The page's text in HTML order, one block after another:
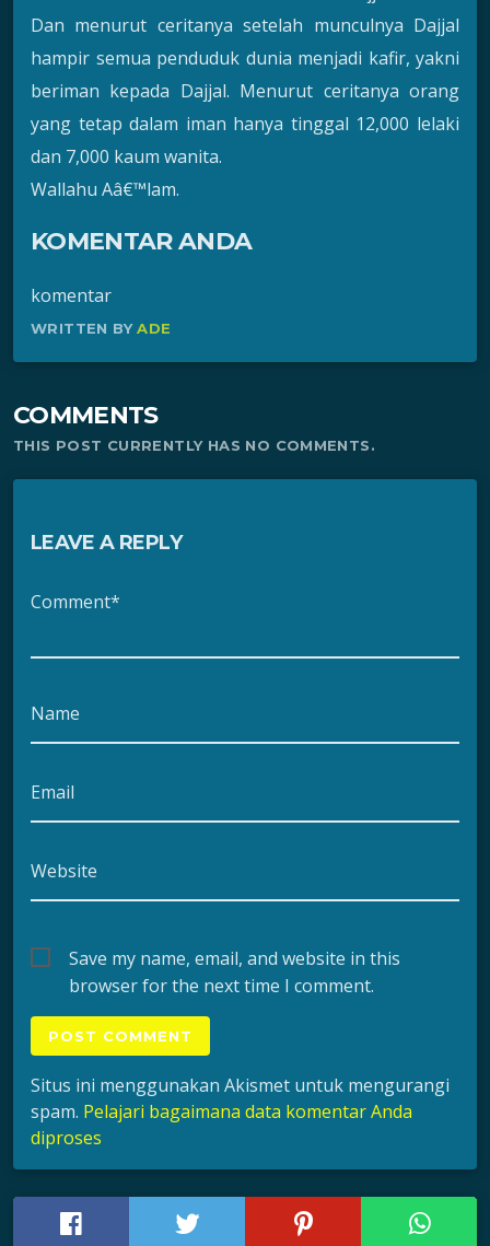
Dan menurut ceritanya setelah munculnya Dajjal
hampir semua penduduk dunia menjadi kafir, yakni
beriman kepada Dajjal. Menurut ceritanya orang
yang tetap dalam iman hanya tinggal 12,000 lelaki
dan 7,000 kaum wanita.
Wallahu Aâ€™lam.
KOMENTAR ANDA
komentar
WRITTEN BYADE
COMMENTS
THIS POST CURRENTLY HAS NO COMMENTS.
LEAVE A REPLY
Comment*
Name
Email
Website
Save my name, email, and website in this
browser for the next time I comment.
Situs ini menggunakan Akismet untuk mengurangi
spam. Pelajari bagaimana data komentar Anda
diproses